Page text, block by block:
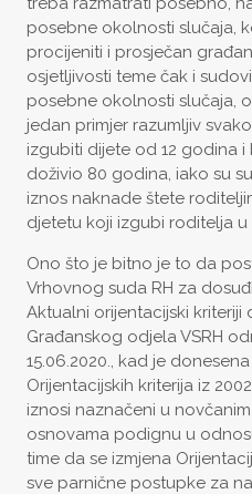
posebne okolnosti slučaja,
procijeniti i prosječan
osjetljivosti teme čak i
posebne okolnosti slučaja,
jedan primjer razumljiv
izgubiti dijete od 12 godina
doživio 80 godina, iako su
iznos naknade štete
djetetu koji izgubi roditelja u
Ono što je bitno je to da
Vrhovnog suda RH za
Aktualni orijentacijski kriteriji
Građanskog odjela VSRH
15.06.2020., kad je
Orijentacijskih kriterija iz
iznosi naznačeni u
osnovama podignu u
time da se izmjena
sve parnične postupke za